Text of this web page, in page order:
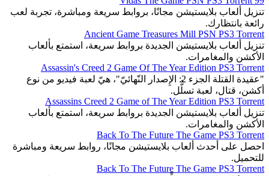
تنزيل ألعاب بلايستيشن مجانًا، بروابط سريعة ومباشرة، تجربة لعب
رائعة بانتظارك.
Ancient Game Treasures Mill PSN PS3 Torrent
تنزيل ألعاب بلايستيشن الجديدة بروابط سريعة، استمتع بألعاب
الأكشن والمغامرات.
Assassin's Creed 2 Game Of The Year Edition PS3 Torrent
"عقيدة القتلة الجزء 2: الإِصدار النّهائيّ"، هيّ لعبة فيديو من نوع
أكشن، قتال، لعبة تسلُّل.
Assassins Creed 2 Game of The Year Edition PS3 Torrent
تنزيل ألعاب بلايستيشن الجديدة بروابط سريعة، استمتع بألعاب
الأكشن والمغامرات.
Back To The Future The Game PS3 Torrent
احصل على أحدث ألعاب بلايستيشن مجانًا، روابط سريعة ومباشرة
للتحميل.
Back To The Future The Game PS3 Torrent